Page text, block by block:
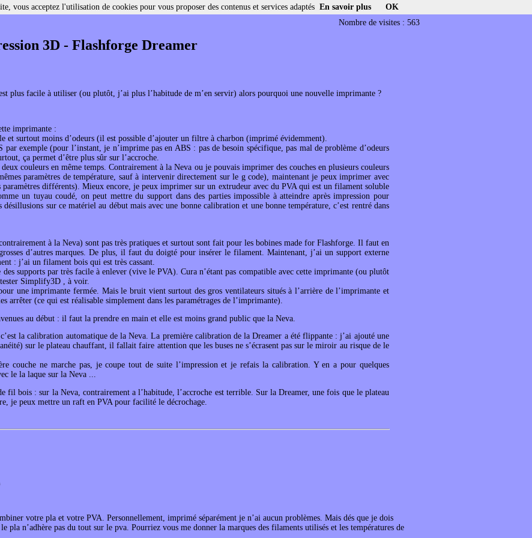
Nombre de visites : 563
3D - Flashforge Dreamer
plus facile à utiliser (ou plutôt, j’ai plus l’habitude de m’en servir) alors pourquoi une nouvelle imprimante ?
imprimante :
et surtout moins d’odeurs (il est possible d’ajouter un filtre à charbon (imprimé évidemment).
exemple (pour l’instant, je n’imprime pas en ABS : pas de besoin spécifique, pas mal de problème d’odeurs
ça permet d’être plus sûr sur l’accroche.
couleurs en même temps. Contrairement à la Neva ou je pouvais imprimer des couches en plusieurs couleurs
paramètres de température, sauf à intervenir directement sur le g code), maintenant je peux imprimer avec
paramètres différents). Mieux encore, je peux imprimer sur un extrudeur avec du PVA qui est un filament soluble
un tuyau coudé, on peut mettre du support dans des parties impossible à atteindre après impression pour
désillusions sur ce matériel au début mais avec une bonne calibration et une bonne température, c’est rentré dans
à la Neva) sont pas très pratiques et surtout sont fait pour les bobines made for Flashforge. Il faut en
d’autres marques. De plus, il faut du doigté pour insérer le filament. Maintenant, j’ai un support externe
: j’ai un filament bois qui est très cassant.
supports par très facile à enlever (vive le PVA). Cura n’étant pas compatible avec cette imprimante (ou plutôt
Simplify3D , à voir.
une imprimante fermée. Mais le bruit vient surtout des gros ventilateurs situés à l’arrière de l’imprimante et
arrêter (ce qui est réalisable simplement dans les paramétrages de l’imprimante).
au début : il faut la prendre en main et elle est moins grand public que la Neva.
la calibration automatique de la Neva. La première calibration de la Dreamer a été flippante : j’ai ajouté une
sur le plateau chauffant, il fallait faire attention que les buses ne s’écrasent pas sur le miroir au risque de le
couche ne marche pas, je coupe tout de suite l’impression et je refais la calibration. Y en a pour quelques
le la laque sur la Neva ...
fil bois : sur la Neva, contrairement a l’habitude, l’accroche est terrible. Sur la Dreamer, une fois que le plateau
je peux mettre un raft en PVA pour facilité le décrochage.
votre pla et votre PVA. Personnellement, imprimé séparément je n’ai aucun problèmes. Mais dés que je dois
pla n’adhère pas du tout sur le pva. Pourriez vous me donner la marques des filaments utilisés et les températures de
vous acceptez l'utilisation de cookies pour vous proposer des contenus et services adaptés En savoir plus OK